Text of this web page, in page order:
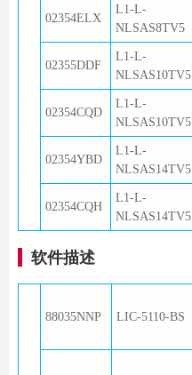
02354ELX
L1-L-
NLSAS8TV5
02355DDF
L1-L-
NLSAS10TV5
02354CQD
L1-L-
NLSAS10TV5
02354YBD
L1-L-
NLSAS14TV5
02354CQH
L1-L-
NLSAS14TV5
软件描述
88035NNP LIC-5110-BS